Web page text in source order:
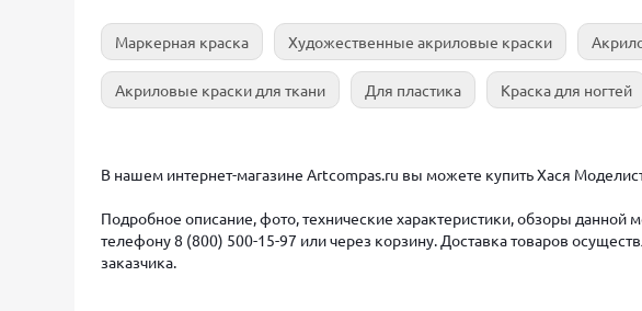
Маркерная краска Художественные акриловые краски
Акриловые краски для ткани Для пластика Краска для ногтей
В нашем интернет-магазине Artcompas.ru вы можете купить Хася
Подробное описание, фото, технические характеристики, обзоры
телефону 8 (800) 500-15-97 или через корзину. Доставка товаров
заказчика.